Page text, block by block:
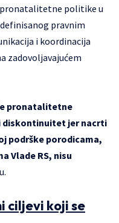
politike u
pravnim
i koordinacija
zadovoljavajućem
pronatalitetne
diskontinuitet jer nacrti
podrške porodicama,
Vlade RS, nisu
ciljevi koji se